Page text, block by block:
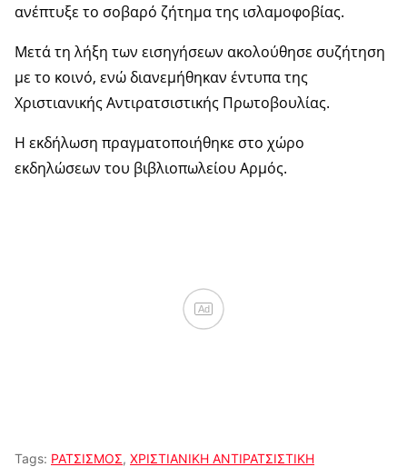
ανέπτυξε το σοβαρό ζήτημα της ισλαμοφοβίας.
Μετά τη λήξη των εισηγήσεων ακολούθησε συζήτηση
με το κοινό, ενώ διανεμήθηκαν έντυπα της
Χριστιανικής Αντιρατσιστικής Πρωτοβουλίας.
Η εκδήλωση πραγματοποιήθηκε στο χώρο
εκδηλώσεων του βιβλιοπωλείου Αρμός.
Ad
Tags: ΡΑΤΣΙΣΜΟΣ, ΧΡΙΣΤΙΑΝΙΚΗ ΑΝΤΙΡΑΤΣΙΣΤΙΚΗ